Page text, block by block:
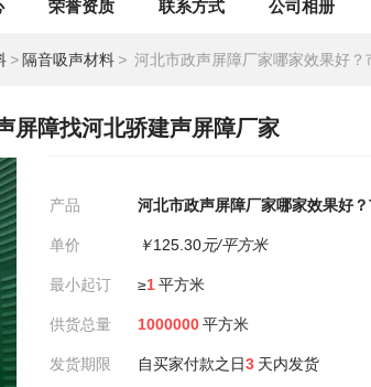
荣誉资质 联系方式 公司相册
> 隔音吸声材料 > 河北市政声屏障厂家哪家效果好？市
屏障找河北骄建声屏障厂家
产品 河北市政声屏障厂家哪家效果好
单价 ￥125.30元/平方米
最小起订 ≥1平方米
供货总量 1000000平方米
发货期限 自买家付款之日3 天内发货